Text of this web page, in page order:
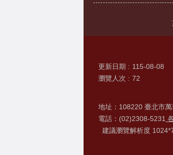
更新日期
115-08-08
瀏覽人次
72
地址：108220 臺北市
電話：(02)2308-5231
建議瀏覽解析度